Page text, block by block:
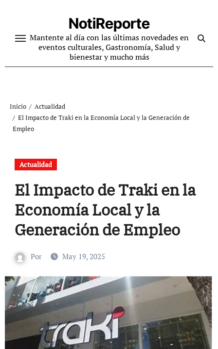
contenido
NotiReporte
Mantente al día con las últimas novedades en
eventos culturales, Gastronomía, Salud y
bienestar y mucho más
Inicio
Actualidad
El Impacto de Traki en la Economía Local y la Generación de
Empleo
Actualidad
El Impacto de Traki en la
Economía Local y la
Generación de Empleo
Por May 19, 2025